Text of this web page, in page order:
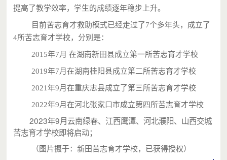
提高了教学效率，学生的成绩逐年稳步上升。
目前苦志育才救助模式已经走过了7个多年头，成立了
4所苦志育才学校，分别是：
2015年7月 在湖南新田县成立第一所苦志育才学校
2019年7月在湖南桂阳县成立第二所苦志育才学校
2021年9月在重庆忠县成立了第三所苦志育才学校
2022年9月在河北张家口市成立第四所苦志育才学校
2023年9月云南绿春、江西鹰潭、河北濮阳、山西交城
苦志育才学校即将启动；
（图片摄于：新田苦志育才学校，已获得授权）